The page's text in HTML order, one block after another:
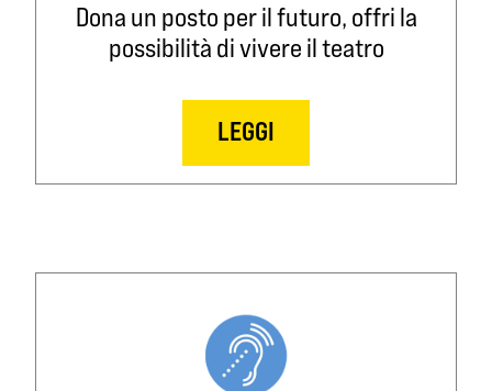
Dona un posto per il futuro, offri la
possibilità di vivere il teatro
LEGGI